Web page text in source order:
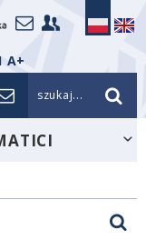
A+
szukaj...